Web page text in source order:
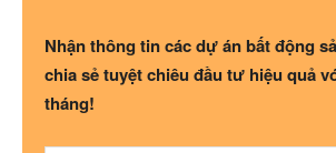
Nhận thông tin các dự án bất động
chia sẻ tuyệt chiêu đầu tư hiệu quả
tháng!